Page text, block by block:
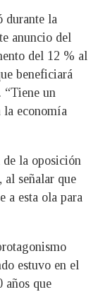
durante la
anuncio del
del 12 % al
beneficiará
“Tiene un
la economía
la oposición
señalar que
a esta ola para
estuvo en el
años que